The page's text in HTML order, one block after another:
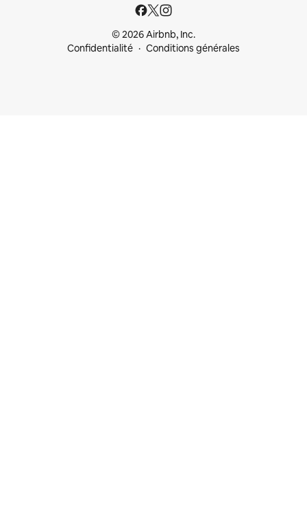
© 2026 Airbnb, Inc.
Confidentialité
Conditions générales